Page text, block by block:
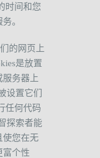
时间和您
。
的网页上
是放置
务器上
设置它们
任何代码
探索者能
使您在无
富个性